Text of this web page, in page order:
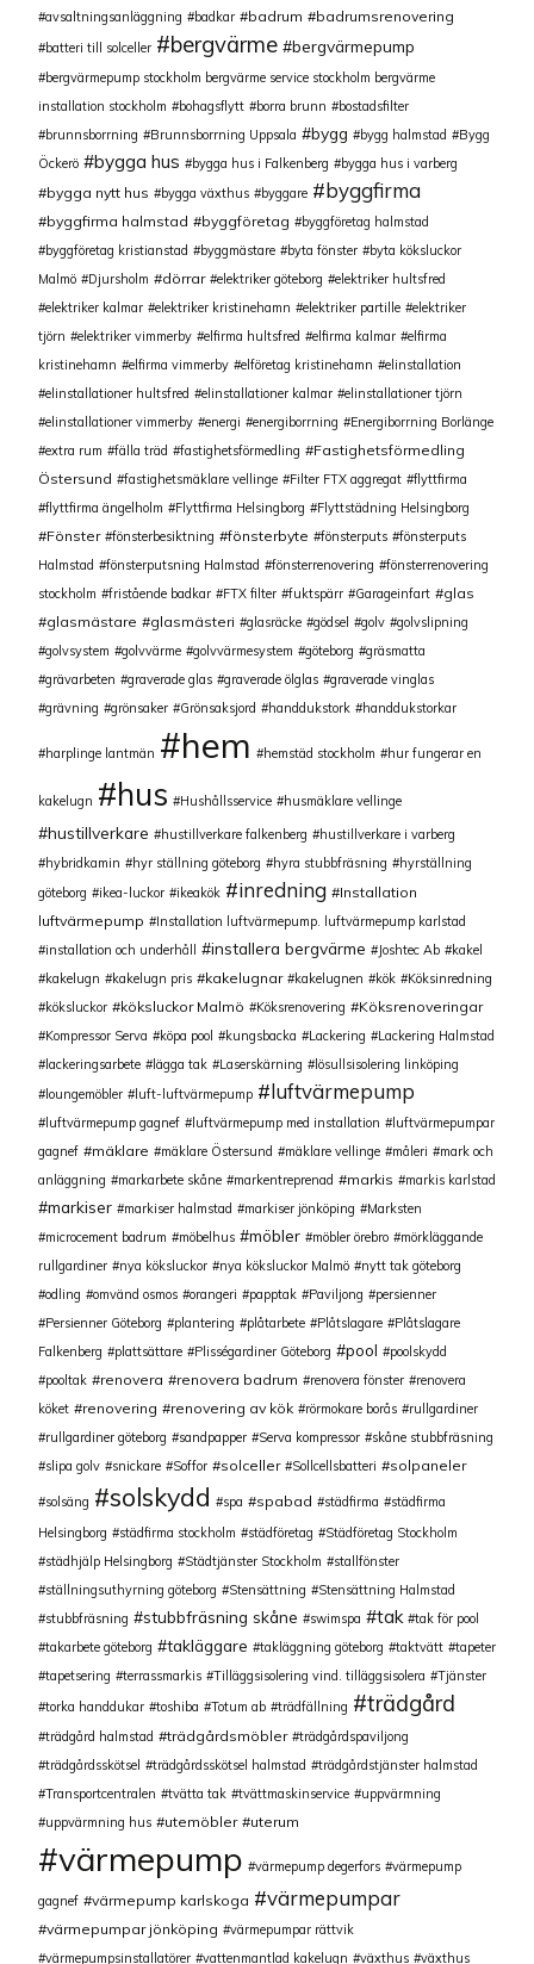
avsaltningsanläggning
badkar badrum badrumsrenovering
batteri till solceller bergvärme bergvärmepump
bergvärmepump stockholm bergvärme service stockholm bergvärme
installation stockholm
bohagsflytt borra brunn
bostadsfilter
brunnsborrning
Brunnsborrning Uppsala bygg bygg halmstad
Bygg
Öckerö
bygga hus bygga hus i Falkenberg bygga hus i varberg
bygga nytt hus bygga växthus byggare byggfirma
byggfirma halmstad byggföretag
byggföretag halmstad
byggföretag kristianstad
byggmästare byta fönster
byta köksluckor
Malmö
Djursholm dörrar elektriker göteborg
elektriker hultsfred
elektriker kalmar
elektriker kristinehamn elektriker partille
elektriker
tjörn
elektriker vimmerby elfirma hultsfred elfirma kalmar
elfirma
kristinehamn
elfirma vimmerby elföretag kristinehamn
elinstallation
elinstallationer hultsfred
elinstallationer kalmar
elinstallationer tjörn
elinstallationer vimmerby
energi energiborrning
Energiborrning Borlänge
extra rum
fälla träd fastighetsförmedling
Fastighetsförmedling
Östersund
fastighetsmäklare vellinge Filter FTX aggregat
flyttfirma
flyttfirma ängelholm
Flyttfirma Helsingborg Flyttstädning Helsingborg
Fönster fönsterbesiktning fönsterbyte fönsterputs
fönsterputs
Halmstad
fönsterputsning Halmstad fönsterrenovering
fönsterrenovering
stockholm
fristående badkar FTX filter fuktspärr Garageinfart
glas
glasmästare
glasmästeri glasräcke gödsel golv
golvslipning
golvsystem
golvvärme golvvärmesystem göteborg
gräsmatta
grävarbeten
graverade glas graverade ölglas
graverade vinglas
grävning
grönsaker Grönsaksjord handdukstork handdukstorkar
harplinge lantmän hem hemstäd stockholm hur fungerar en
kakelugn hus Hushållsservice husmäklare vellinge
hustillverkare hustillverkare falkenberg
hustillverkare i varberg
hybridkamin
hyr ställning göteborg hyra stubbfräsning
hyrställning
göteborg
ikea-luckor ikeakök inredning
Installation
luftvärmepump
Installation luftvärmepump. luftvärmepump karlstad
installation och underhåll
installera bergvärme Joshtec Ab
kakel
kakelugn
kakelugn pris kakelugnar kakelugnen kök
Köksinredning
köksluckor
köksluckor Malmö Köksrenovering Köksrenoveringar
Kompressor Serva köpa pool kungsbacka Lackering
Lackering Halmstad
lackeringsarbete
lägga tak Laserskärning
lösullsisolering linköping
loungemöbler
luft-luftvärmepump luftvärmepump
luftvärmepump gagnef luftvärmepump med installation
luftvärmepumpar
gagnef
mäklare mäklare Östersund mäklare vellinge måleri
mark och
anläggning
markarbete skåne markentreprenad markis markis karlstad
markiser markiser halmstad markiser jönköping
Marksten
microcement badrum
möbelhus möbler möbler örebro
mörkläggande
rullgardiner
nya köksluckor nya köksluckor Malmö
nytt tak göteborg
odling
omvänd osmos orangeri papptak Paviljong
persienner
Persienner Göteborg
plantering plåtarbete Plåtslagare
Plåtslagare
Falkenberg
plattsättare Plisségardiner Göteborg pool
poolskydd
pooltak
renovera renovera badrum renovera fönster
renovera
köket
renovering renovering av kök rörmokare borås
rullgardiner
rullgardiner göteborg
sandpapper Serva kompressor
skåne stubbfräsning
slipa golv
snickare Soffor solceller Sollcellsbatteri solpaneler
solsäng solskydd spa spabad städfirma
städfirma
Helsingborg
städfirma stockholm städföretag
Städföretag Stockholm
städhjälp Helsingborg
Städtjänster Stockholm
stallfönster
ställningsuthyrning göteborg
Stensättning
Stensättning Halmstad
stubbfräsning
stubbfräsning skåne swimspa tak
tak för pool
takarbete göteborg
takläggare takläggning göteborg taktvätt
tapeter
tapetsering
terrassmarkis Tilläggsisolering vind. tilläggsisolera
Tjänster
torka handdukar
toshiba Totum ab trädfällning trädgård
trädgård halmstad trädgårdsmöbler
trädgårdspaviljong
trädgårdsskötsel
trädgårdsskötsel halmstad
trädgårdstjänster halmstad
Transportcentralen
tvätta tak tvättmaskinservice
uppvärmning
uppvärmning hus
utemöbler uterum
värmepump värmepump degerfors värmepump
gagnef värmepump karlskoga värmepumpar
värmepumpar jönköping
värmepumpar rättvik
värmepumpsinstallatörer
vattenmantlad kakelugn växthus växthus